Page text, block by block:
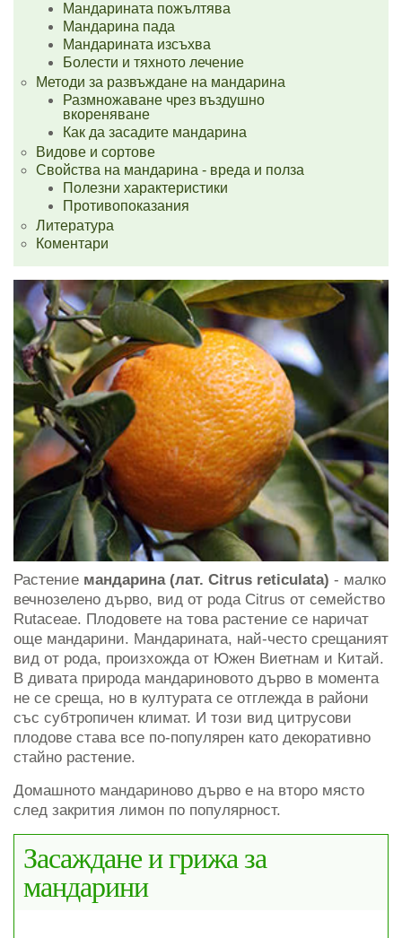
Мандарината пожълтява
Мандарина пада
Мандарината изсъхва
Болести и тяхното лечение
Методи за развъждане на мандарина
Размножаване чрез въздушно
вкореняване
Как да засадите мандарина
Видове и сортове
Свойства на мандарина - вреда и полза
Полезни характеристики
Противопоказания
Литература
Коментари
Растение мандарина (лат. Citrus reticulata) - малко
вечнозелено дърво, вид от рода Citrus от семейство
Rutaceae. Плодовете на това растение се наричат ​​
още мандарини. Мандарината, най-често срещаният
вид от рода, произхожда от Южен Виетнам и Китай.
В дивата природа мандариновото дърво в момента
не се среща, но в културата се отглежда в райони
със субтропичен климат. И този вид цитрусови
плодове става все по-популярен като декоративно
стайно растение.
Домашното мандариново дърво е на второ място
след закрития лимон по популярност.
Засаждане и грижа за
мандарини